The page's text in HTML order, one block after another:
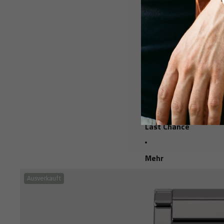
Nach Preis
Unter 250 CHF
Unter 550 CHF
Unter 750 CHF
Last Chance
Mehr
Ausverkauft